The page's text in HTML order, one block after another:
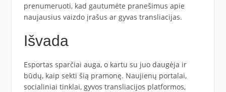
prenumeruoti, kad gautumėte pranešimus apie
naujausius vaizdo įrašus ar gyvas transliacijas.
Išvada
Esportas sparčiai auga, o kartu su juo daugėja ir
būdų, kaip sekti šią pramonę. Naujienų portalai,
socialiniai tinklai, gyvos transliacijos platformos,